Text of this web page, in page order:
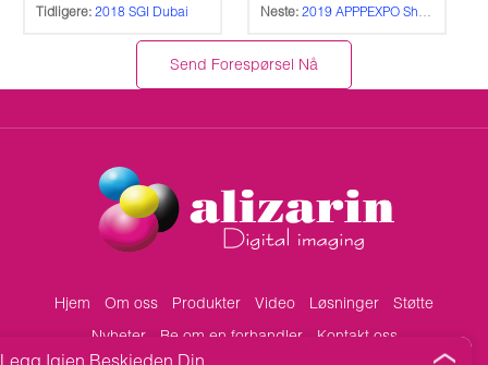
Tidligere: 2018 SGI Dubai Neste: 2019 APPPEXPO Shanghai internasjonale trykkeriutstilling
Send Forespørsel Nå
Hjem Om oss Produkter Video Løsninger
Støtte
Nyheter
Be om en forhandler Kontakt oss
Legg Igjen Beskjeden Din